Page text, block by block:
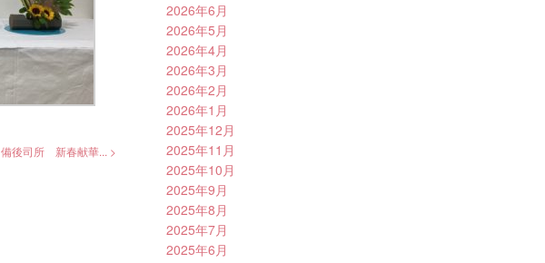
備後司所 新春献華... >
2026年6月
2026年5月
2026年4月
2026年3月
2026年2月
2026年1月
2025年12月
2025年11月
2025年10月
2025年9月
2025年8月
2025年7月
2025年6月